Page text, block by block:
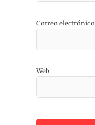
Correo electrónico
Web